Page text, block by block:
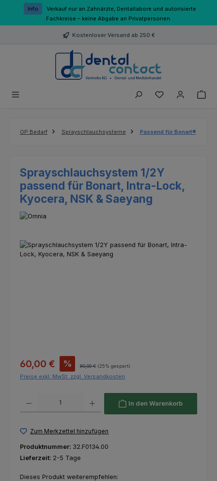
Zum Hauptinhalt springen
Info
Verkauf nur an Zahnärzte, Dentallabore und autorisierte
Fachkreise – keine Abgabe an Privatpersonen.
Kostenloser Versand ab 250 €
Du hast 0
OP Bedarf Sprayschlauchsysteme Passend für Bonart®
Sprayschlauchsystem 1/2Y
passend für Bonart, Intra-Lock,
Kyocera, NSK & Saeyang
Bildergalerie überspringen
Verkaufspreis:
60,00 € % Regulärer Preis:
80,00 € (25% gespart)
Preise exkl. MwSt. zzgl. Versandkosten
In den Warenkorb
Zum Merkzettel hinzufügen
Produktnummer: 32.F0134.00
Lieferzeit: 2-5 Tage
Dieses Produkt weiterempfehlen: